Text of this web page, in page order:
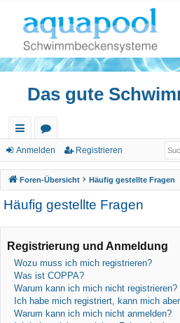
Das gute
ch
ne
llz
or
en
Anmelden Registrieren
Foren-Übersicht Häufig gestellte Fragen
Häufig gestellte Fragen
Registrierung und Anmeldung
Wozu muss ich mich registrieren?
Was ist COPPA?
Warum kann ich mich nicht registrieren?
Ich habe mich registriert, kann mich
Warum kann ich mich nicht anmelden?